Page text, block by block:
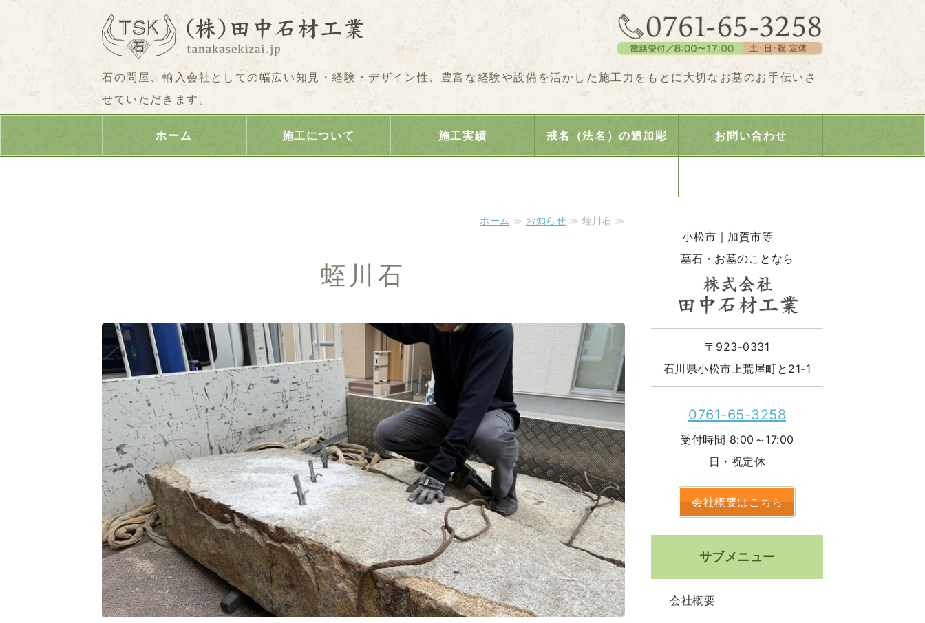
墓石のことなら株式会社田中石材工業｜石川県小松市・加
石の問屋、輸入会社としての幅広い知見・経験・デザイン性、豊富な経験や設備を活かした施工力をもとに大切なお墓のお手伝いさ
せていただきます。
ホーム 施工について 施工実績 戒名（法名）の追加彫 お問い合わせ
ホーム ≫ お知らせ ≫ 蛭川石 ≫
蛭川石
小松市｜加賀市等
墓石・お墓のことなら
〒923-0331
石川県小松市上荒屋町と21-1
0761-65-3258
受付時間 8:00～17:00
日・祝定休
会社概要はこちら
サブメニュー
会社概要